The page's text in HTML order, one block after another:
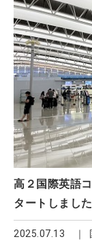
高２国際英語
タートしました
2025.07.13